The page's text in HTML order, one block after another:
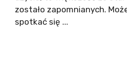
zostało zapomnianych.
spotkać się ...